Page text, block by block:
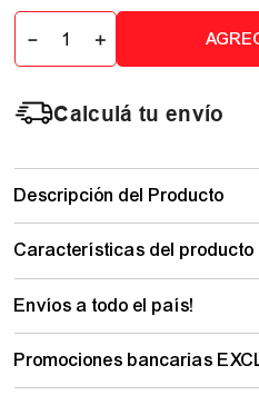
＋
－
Calculá tu envío
Descripción del Producto
Características del producto
Envíos a todo el país!
Promociones bancarias